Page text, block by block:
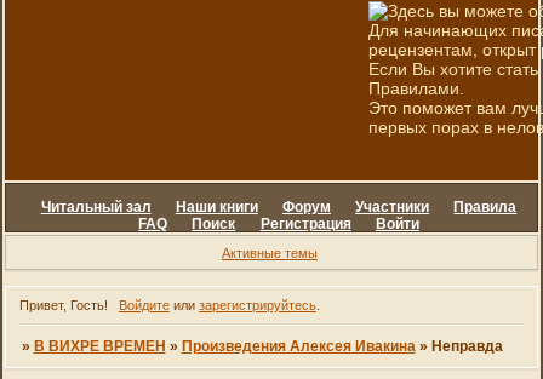
Здесь вы можете
Для начинающих
рецензентам, открыт
Если Вы хотите
Правилами.
Это поможет вам
первых порах в
Читальный зал Наши книги Форум Участники
Правила
FAQ
Поиск Регистрация Войти
Активные темы
Привет, Гость! Войдитеили зарегистрируйтесь.
» В ВИХРЕ ВРЕМЕН » Произведения Алексея Ивакина » Неправда